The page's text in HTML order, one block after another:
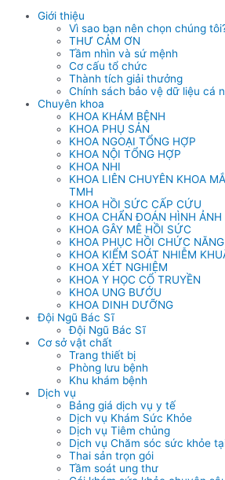
Giới thiệu
Vì sao bạn nên chọn chúng
THƯ CẢM ƠN
Tầm nhìn và sứ mệnh
Cơ cấu tổ chức
Thành tích giải thưởng
Chính sách bảo vệ dữ liệu cá
Chuyên khoa
KHOA KHÁM BỆNH
KHOA PHỤ SẢN
KHOA NGOẠI TỔNG HỢP
KHOA NỘI TỔNG HỢP
KHOA NHI
KHOA LIÊN CHUYÊN KHOA
TMH
KHOA HỒI SỨC CẤP CỨU
KHOA CHẨN ĐOÁN HÌNH ẢNH
KHOA GÂY MÊ HỒI SỨC
KHOA PHỤC HỒI CHỨC NĂNG
KHOA KIỂM SOÁT NHIỄM
KHOA XÉT NGHIỆM
KHOA Y HỌC CỔ TRUYỀN
KHOA UNG BƯỚU
KHOA DINH DƯỠNG
Đội Ngũ Bác Sĩ
Đội Ngũ Bác Sĩ
Cơ sở vật chất
Trang thiết bị
Phòng lưu bệnh
Khu khám bệnh
Dịch vụ
Bảng giá dịch vụ y tế
Dịch vụ Khám Sức Khỏe
Dịch vụ Tiêm chủng
Dịch vụ Chăm sóc sức khỏe
Thai sản trọn gói
Tầm soát ung thư